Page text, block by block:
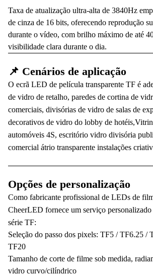
Taxa de atualização ultra-alta de 3840Hz
de cinza de 16 bits, oferecendo reprodução
durante o vídeo, com brilho máximo de até
visibilidade clara durante o dia.
📌 Cenários de aplicação
O ecrã LED de película transparente TF é
de vidro de retalho, paredes de cortina de
comerciais, divisórias de vidro de salas de
decorativos de vidro do lobby de
automóveis 4S, escritório vidro divisória
comercial átrio transparente instalações
Opções de personalização
Como fabricante profissional de LEDs de
CheerLED fornece um serviço personalizado
série TF:
Seleção do passo dos pixels: TF5 / TF6.25 /
TF20
Tamanho de corte de filme sob medida,
vidro curvo/cilíndrico